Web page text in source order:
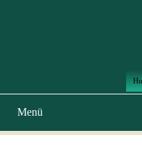
Main
navigation
Menü